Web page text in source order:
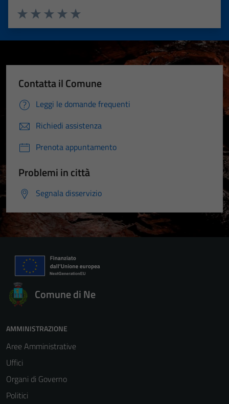
Valuta 5 stelle su 5
Valuta 4 stelle su 5
Valuta 3 stelle su 5
Valuta 2 stelle su 5
Valuta 1 stelle su 5
Contatta il Comune
Leggi le domande frequenti
Richiedi assistenza
Prenota appuntamento
Problemi in città
Segnala disservizio
Comune di Ne
AMMINISTRAZIONE
Aree Amministrative
Uffici
Organi di Governo
Politici